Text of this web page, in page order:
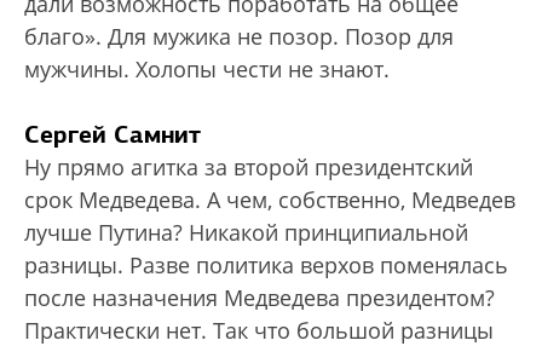
благо». Для мужика не позор. Позор для
мужчины. Холопы чести не знают.
Сергей Самнит
Ну прямо агитка за второй президентский
срок Медведева. А чем, собственно, Медведев
лучше Путина? Никакой принципиальной
разницы. Разве политика верхов поменялась
после назначения Медведева президентом?
Практически нет. Так что большой разницы